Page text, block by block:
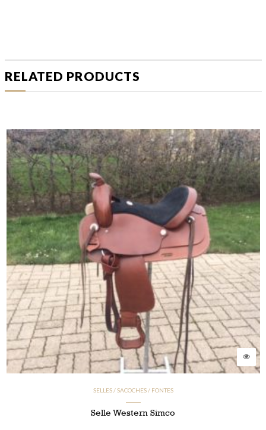
RELATED PRODUCTS
SELLES / SACOCHES / FONTES
Selle Western Simco